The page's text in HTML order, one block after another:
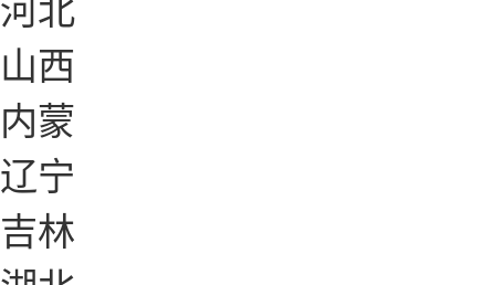
山西
内蒙
辽宁
吉林